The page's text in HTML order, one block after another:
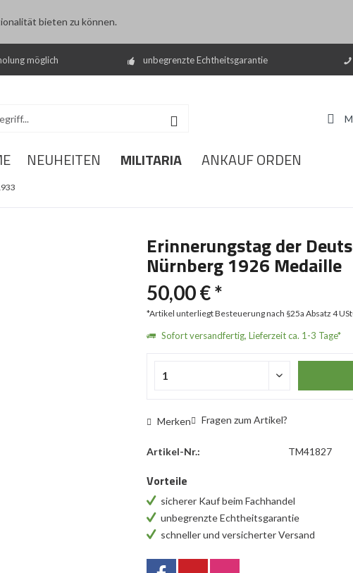
bieten zu können.
möglich unbegrenzte Echtheitsgarantie
NEUHEITEN MILITARIA ANKAUF ORDEN
Erinnerungstag der
Nürnberg 1926 Medaille
50,00 € *
*Artikel unterliegt Besteuerung nach §25a Absatz 4
Sofort versandfertig, Lieferzeit ca. 1-3 Tage*
Merken Fragen zum Artikel?
Artikel-Nr.: TM41827
Vorteile
sicherer Kauf beim Fachhandel
unbegrenzte Echtheitsgarantie
schneller und versicherter Versand